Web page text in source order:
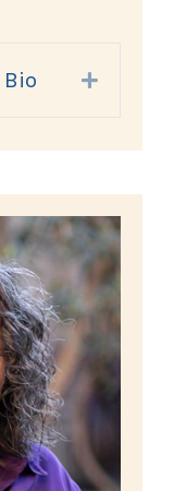
Bio Expand